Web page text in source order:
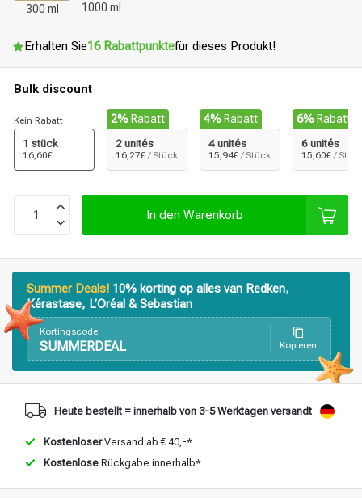
300 ml 1000 ml
Erhalten Sie16 Rabattpunktefür dieses Produkt!
Bulk discount
Kein Rabatt
1 stück
16,60€
2% Rabatt
2 unités
16,27€ / Stück
4% Rabatt
4 unités
15,94€ / Stück
6% Rabatt
6 unités
15,60€ /
In den Warenkorb
Summer Deals! 10% korting op alles van Redken,
Kérastase, L’Oréal & Sebastian
Kortingscode
SUMMERDEAL Kopieren
Heute bestellt = innerhalb von 3-5 Werktagen versandt
KostenloserVersand ab € 40,-*
Kostenlose Rückgabe innerhalb*